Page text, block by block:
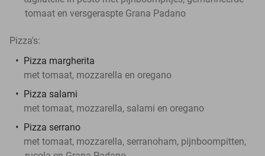
tomaat en versgeraspte Grana Padano
Pizza's:
Pizza margherita
met tomaat, mozzarella en oregano
Pizza salami
met tomaat, mozzarella, salami en oregano
Pizza serrano
met tomaat, mozzarella, serranoham, pijnboompitten,